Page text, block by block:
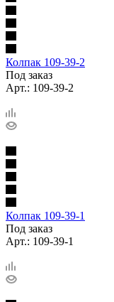
Колпак 109-39-2
Под заказ
Арт.: 109-39-2
Колпак 109-39-1
Под заказ
Арт.: 109-39-1